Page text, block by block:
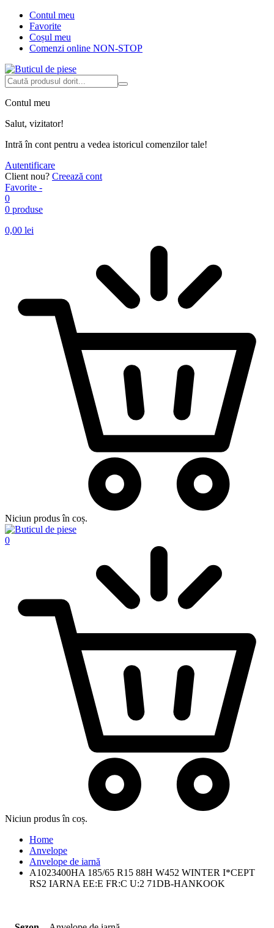
Contul meu
Favorite
Coșul meu
Comenzi online NON-STOP
Contul meu
Salut, vizitator!
Intră în cont pentru a vedea istoricul comenzilor tale!
Autentificare
Client nou? Creează cont
Favorite -
0
0 produse
0,00 lei
Niciun produs în coș.
0
Niciun produs în coș.
Home
Anvelope
Anvelope de iarnă
A1023400HA 185/65 R15 88H W452 WINTER I*CEPT
RS2 IARNA EE:E FR:C U:2 71DB-HANKOOK